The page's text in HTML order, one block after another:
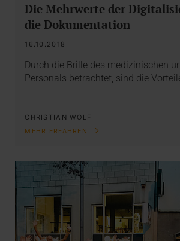
Die Mehrwerte der
die Dokumentation
16.10.2018
Durch die Brille des medizinischen
Personals betrachtet, sind die
CHRISTIAN WOLF
MEHR ERFAHREN